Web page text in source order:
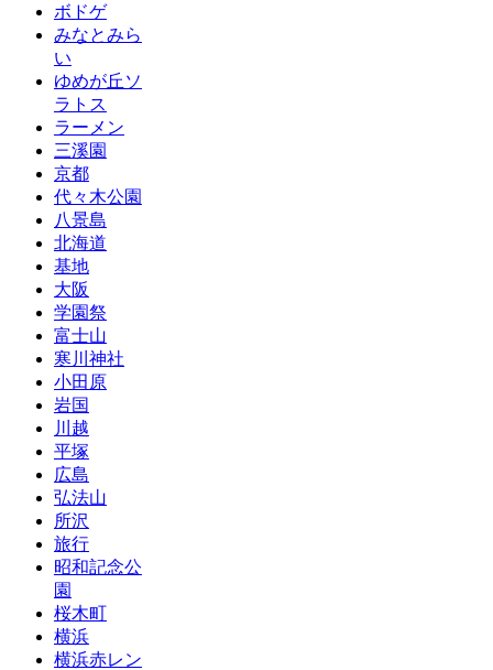
ボドゲ
みなとみら
い
ゆめが丘ソ
ラトス
ラーメン
三溪園
京都
代々木公園
八景島
北海道
基地
大阪
学園祭
富士山
寒川神社
小田原
岩国
川越
平塚
広島
弘法山
所沢
旅行
昭和記念公
園
桜木町
横浜
横浜赤レン